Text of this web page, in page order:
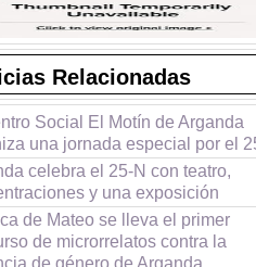
Relacionadas
Social El Motín de Arganda
una jornada especial por el
celebra el 25-N con teatro,
y una exposición
de Mateo se lleva el primer
de microrrelatos contra la
de género de Arganda